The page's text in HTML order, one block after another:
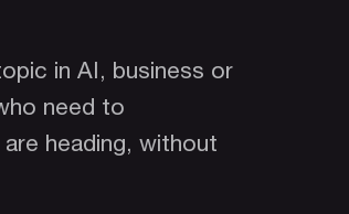
in AI, business or
need to
heading, without